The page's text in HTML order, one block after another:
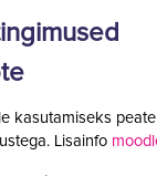
kasutamiseks
Lisainfo